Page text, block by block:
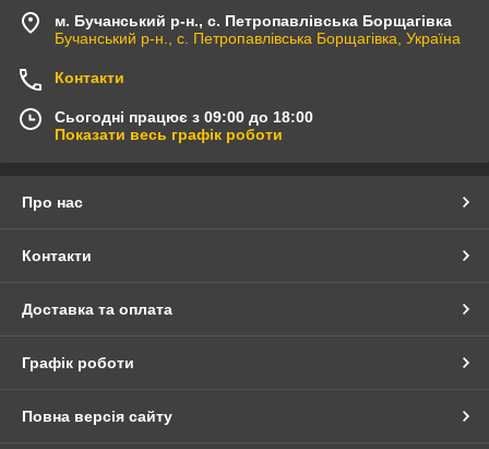
м. Бучанський р-н., с. Петропавлівська Борщагівка
Бучанський р-н., с. Петропавлівська Борщагівка, Україна
Контакти
Сьогодні працює з 09:00 до 18:00
Показати весь графік роботи
Про нас
Контакти
Доставка та оплата
Графік роботи
Повна версія сайту